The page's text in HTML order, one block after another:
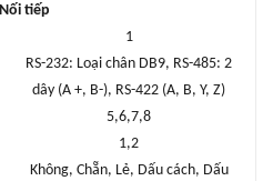
Nối tiếp
1
RS-232: Loại chân DB9, RS-485: 2
dây (A +, B-), RS-422 (A, B, Y, Z)
5,6,7,8
1,2
Không, Chẵn, Lẻ, Dấu cách, Dấu